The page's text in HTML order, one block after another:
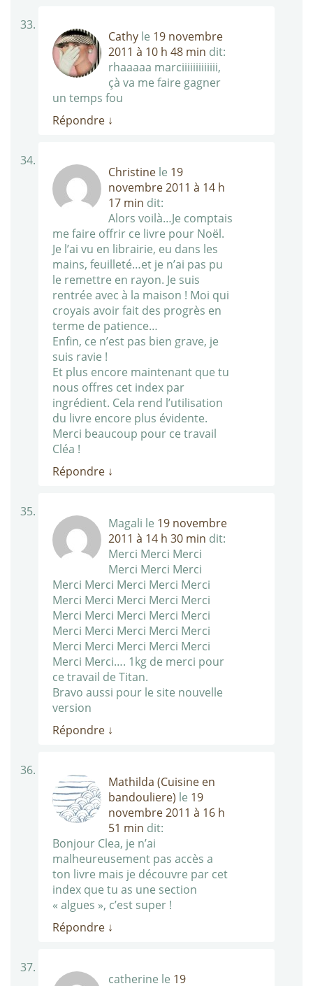
Cathy le 19 novembre
2011 à 10 h 48 min dit:
rhaaaaa marciiiiiiiiiiiii,
çà va me faire gagner
un temps fou
Répondre ↓
Christine le 19
novembre 2011 à 14 h
17 min dit:
Alors voilà…Je comptais
me faire offrir ce livre pour Noël.
Je l’ai vu en librairie, eu dans les
mains, feuilleté…et je n’ai pas pu
le remettre en rayon. Je suis
rentrée avec à la maison ! Moi qui
croyais avoir fait des progrès en
terme de patience…
Enfin, ce n’est pas bien grave, je
suis ravie !
Et plus encore maintenant que tu
nous offres cet index par
ingrédient. Cela rend l’utilisation
du livre encore plus évidente.
Merci beaucoup pour ce travail
Cléa !
Répondre ↓
Magali le 19 novembre
2011 à 14 h 30 min dit:
Merci Merci Merci
Merci Merci Merci
Merci Merci Merci Merci Merci
Merci Merci Merci Merci Merci
Merci Merci Merci Merci Merci
Merci Merci Merci Merci Merci
Merci Merci Merci Merci Merci
Merci Merci…. 1kg de merci pour
ce travail de Titan.
Bravo aussi pour le site nouvelle
version
Répondre ↓
Mathilda (Cuisine en
bandouliere) le 19
novembre 2011 à 16 h
51 min dit:
Bonjour Clea, je n’ai
malheureusement pas accès a
ton livre mais je découvre par cet
index que tu as une section
« algues », c’est super !
Répondre ↓
catherine le 19